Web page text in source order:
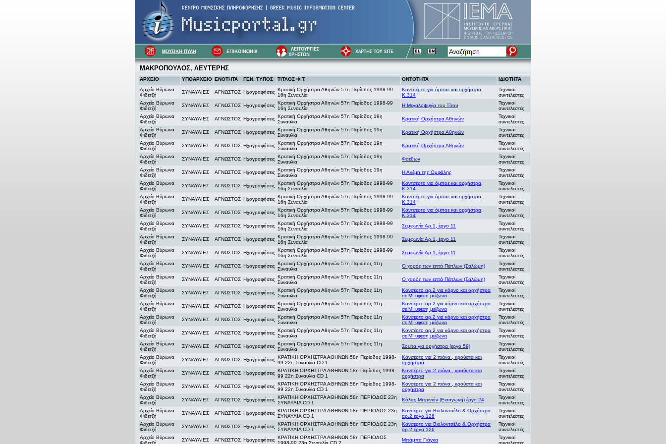
ΜΑΚΡΟΠΟΥΛΟΣ, ΛΕΥΤΕΡΗΣ
ΑΡΧΕΙΟ ΥΠΟΑΡΧΕΙΟ ΕΝΟΤΗΤΑ ΓΕΝ. ΤΥΠΟΣ ΤΙΤΛΟΣ Φ.Τ. ΟΝΤΟΤΗΤΑ
ΙΔΙΟΤΗΤΑ
Αρχείο Βύρωνα
Φιδετζή
ΣΥΝΑΥΛΙΕΣ ΑΓΝΩΣΤΟΣ Ηχογραφήσεις Κρατική Ορχήστρα Αθηνών 57η Περίοδος 1998-99
16η Συναυλία
Κοντσέρτο για όμποε και ορχήστρα,
Κ.314
Τεχνικοί
συντελεστές
Αρχείο Βύρωνα
Φιδετζή
ΣΥΝΑΥΛΙΕΣ ΑΓΝΩΣΤΟΣ Ηχογραφήσεις Κρατική Ορχήστρα Αθηνών 57η Περίοδος 1998-99
16η Συναυλία
Η Μεγαλοψυχία του Τίτου
Τεχνικοί
συντελεστές
Αρχείο Βύρωνα
Φιδετζή
ΣΥΝΑΥΛΙΕΣ ΑΓΝΩΣΤΟΣ Ηχογραφήσεις Κρατική Ορχήστρα Αθηνών 57η Περίοδος 19η
Συναυλία
Κρατική Ορχήστρα Αθηνών
Τεχνικοί
συντελεστές
Αρχείο Βύρωνα
Φιδετζή
ΣΥΝΑΥΛΙΕΣ ΑΓΝΩΣΤΟΣ Ηχογραφήσεις Κρατική Ορχήστρα Αθηνών 57η Περίοδος 19η
Συναυλία
Κρατική Ορχήστρα Αθηνών
Τεχνικοί
συντελεστές
Αρχείο Βύρωνα
Φιδετζή
ΣΥΝΑΥΛΙΕΣ ΑΓΝΩΣΤΟΣ Ηχογραφήσεις Κρατική Ορχήστρα Αθηνών 57η Περίοδος 19η
Συναυλία
Κρατική Ορχήστρα Αθηνών
Τεχνικοί
συντελεστές
Αρχείο Βύρωνα
Φιδετζή
ΣΥΝΑΥΛΙΕΣ ΑΓΝΩΣΤΟΣ Ηχογραφήσεις Κρατική Ορχήστρα Αθηνών 57η Περίοδος 19η
Συναυλία
Φαέθων
Τεχνικοί
συντελεστές
Αρχείο Βύρωνα
Φιδετζή
ΣΥΝΑΥΛΙΕΣ ΑΓΝΩΣΤΟΣ Ηχογραφήσεις Κρατική Ορχήστρα Αθηνών 57η Περίοδος 19η
Συναυλία
Η Ανέμη της Ομφάλης
Τεχνικοί
συντελεστές
Αρχείο Βύρωνα
Φιδετζή
ΣΥΝΑΥΛΙΕΣ ΑΓΝΩΣΤΟΣ Ηχογραφήσεις Κρατική Ορχήστρα Αθηνών 57η Περίοδος 1998-99
16η Συναυλία
Κοντσέρτο για όμποε και ορχήστρα,
Κ.314
Τεχνικοί
συντελεστές
Αρχείο Βύρωνα
Φιδετζή
ΣΥΝΑΥΛΙΕΣ ΑΓΝΩΣΤΟΣ Ηχογραφήσεις Κρατική Ορχήστρα Αθηνών 57η Περίοδος 1998-99
16η Συναυλία
Κοντσέρτο για όμποε και ορχήστρα,
Κ.314
Τεχνικοί
συντελεστές
Αρχείο Βύρωνα
Φιδετζή
ΣΥΝΑΥΛΙΕΣ ΑΓΝΩΣΤΟΣ Ηχογραφήσεις Κρατική Ορχήστρα Αθηνών 57η Περίοδος 1998-99
16η Συναυλία
Κοντσέρτο για όμποε και ορχήστρα,
Κ.314
Τεχνικοί
συντελεστές
Αρχείο Βύρωνα
Φιδετζή
ΣΥΝΑΥΛΙΕΣ ΑΓΝΩΣΤΟΣ Ηχογραφήσεις Κρατική Ορχήστρα Αθηνών 57η Περίοδος 1998-99
16η Συναυλία
Συμφωνία Αρ.1, έργο 11
Τεχνικοί
συντελεστές
Αρχείο Βύρωνα
Φιδετζή
ΣΥΝΑΥΛΙΕΣ ΑΓΝΩΣΤΟΣ Ηχογραφήσεις Κρατική Ορχήστρα Αθηνών 57η Περίοδος 1998-99
16η Συναυλία
Συμφωνία Αρ.1, έργο 11
Τεχνικοί
συντελεστές
Αρχείο Βύρωνα
Φιδετζή
ΣΥΝΑΥΛΙΕΣ ΑΓΝΩΣΤΟΣ Ηχογραφήσεις Κρατική Ορχήστρα Αθηνών 57η Περίοδος 1998-99
16η Συναυλία
Συμφωνία Αρ.1, έργο 11
Τεχνικοί
συντελεστές
Αρχείο Βύρωνα
Φιδετζή
ΣΥΝΑΥΛΙΕΣ ΑΓΝΩΣΤΟΣ Ηχογραφήσεις Κρατική Ορχήστρα Αθηνών 57η Περιοδος 11η
Συναυλια
Ο χορός των επτά Πέπλων (Σαλώμη)
Τεχνικοί
συντελεστές
Αρχείο Βύρωνα
Φιδετζή
ΣΥΝΑΥΛΙΕΣ ΑΓΝΩΣΤΟΣ Ηχογραφήσεις Κρατική Ορχήστρα Αθηνών 57η Περιοδος 11η
Συναυλια
Ο χορός των επτά Πέπλων (Σαλώμη)
Τεχνικοί
συντελεστές
Αρχείο Βύρωνα
Φιδετζή
ΣΥΝΑΥΛΙΕΣ ΑΓΝΩΣΤΟΣ Ηχογραφήσεις Κρατική Ορχήστρα Αθηνών 57η Περιοδος 11η
Συναυλια
Κονσέρτο αρ.2 για κόρνο και ορχήστρα
σε ΜΙ υφεση μείζωνα
Τεχνικοί
συντελεστές
Αρχείο Βύρωνα
Φιδετζή
ΣΥΝΑΥΛΙΕΣ ΑΓΝΩΣΤΟΣ Ηχογραφήσεις Κρατική Ορχήστρα Αθηνών 57η Περιοδος 11η
Συναυλια
Κονσέρτο αρ.2 για κόρνο και ορχήστρα
σε ΜΙ υφεση μείζωνα
Τεχνικοί
συντελεστές
Αρχείο Βύρωνα
Φιδετζή
ΣΥΝΑΥΛΙΕΣ ΑΓΝΩΣΤΟΣ Ηχογραφήσεις Κρατική Ορχήστρα Αθηνών 57η Περιοδος 11η
Συναυλια
Κονσέρτο αρ.2 για κόρνο και ορχήστρα
σε ΜΙ υφεση μείζωνα
Τεχνικοί
συντελεστές
Αρχείο Βύρωνα
Φιδετζή
ΣΥΝΑΥΛΙΕΣ ΑΓΝΩΣΤΟΣ Ηχογραφήσεις Κρατική Ορχήστρα Αθηνών 57η Περιοδος 11η
Συναυλια
Κονσέρτο αρ.2 για κόρνο και ορχήστρα
σε ΜΙ υφεση μείζωνα
Τεχνικοί
συντελεστές
Αρχείο Βύρωνα
Φιδετζή
ΣΥΝΑΥΛΙΕΣ ΑΓΝΩΣΤΟΣ Ηχογραφήσεις Κρατική Ορχήστρα Αθηνών 57η Περιοδος 11η
Συναυλια
Σουίτα για ορχήστρα (εργο 59)
Τεχνικοί
συντελεστές
Αρχείο Βύρωνα
Φιδετζή
ΣΥΝΑΥΛΙΕΣ ΑΓΝΩΣΤΟΣ Ηχογραφήσεις ΚΡΑΤΙΚΗ ΟΡΧΗΣΤΡΑ ΑΘΗΝΩΝ 58η Περίοδος 1998-
99 22η Συναυλία CD 1
Κονσέρτο για 2 πιάνα , κρούστα και
ορχήστρα
Τεχνικοί
συντελεστές
Αρχείο Βύρωνα
Φιδετζή
ΣΥΝΑΥΛΙΕΣ ΑΓΝΩΣΤΟΣ Ηχογραφήσεις ΚΡΑΤΙΚΗ ΟΡΧΗΣΤΡΑ ΑΘΗΝΩΝ 58η Περίοδος 1998-
99 22η Συναυλία CD 1
Κονσέρτο για 2 πιάνα , κρούστα και
ορχήστρα
Τεχνικοί
συντελεστές
Αρχείο Βύρωνα
Φιδετζή
ΣΥΝΑΥΛΙΕΣ ΑΓΝΩΣΤΟΣ Ηχογραφήσεις ΚΡΑΤΙΚΗ ΟΡΧΗΣΤΡΑ ΑΘΗΝΩΝ 58η Περίοδος 1998-
99 22η Συναυλία CD 1
Κονσέρτο για 2 πιάνα , κρούστα και
ορχήστρα
Τεχνικοί
συντελεστές
Αρχείο Βύρωνα
Φιδετζή
ΣΥΝΑΥΛΙΕΣ ΑΓΝΩΣΤΟΣ Ηχογραφήσεις ΚΡΑΤΙΚΗ ΟΡΧΗΣΤΡΑ ΑΘΗΝΩΝ 58η ΠΕΡΙΟΔΟΣ 23η
ΣΥΝΑΥΛΙΑ CD 1
Κόλας Μπρινιόν (Εισαγωγή) έργο 24
Τεχνικοί
συντελεστές
Αρχείο Βύρωνα
Φιδετζή
ΣΥΝΑΥΛΙΕΣ ΑΓΝΩΣΤΟΣ Ηχογραφήσεις ΚΡΑΤΙΚΗ ΟΡΧΗΣΤΡΑ ΑΘΗΝΩΝ 58η ΠΕΡΙΟΔΟΣ 23η
ΣΥΝΑΥΛΙΑ CD 1
Κονσέρτο για Βιολοντσέλο & Ορχήστρα
αρ.2 έργο 126
Τεχνικοί
συντελεστές
Αρχείο Βύρωνα
Φιδετζή
ΣΥΝΑΥΛΙΕΣ ΑΓΝΩΣΤΟΣ Ηχογραφήσεις ΚΡΑΤΙΚΗ ΟΡΧΗΣΤΡΑ ΑΘΗΝΩΝ 58η ΠΕΡΙΟΔΟΣ 23η
ΣΥΝΑΥΛΙΑ CD 1
Κονσέρτο για Βιολοντσέλο & Ορχήστρα
αρ.2 έργο 126
Τεχνικοί
συντελεστές
Αρχείο Βύρωνα
Φιδετζή
ΣΥΝΑΥΛΙΕΣ ΑΓΝΩΣΤΟΣ Ηχογραφήσεις ΚΡΑΤΙΚΗ ΟΡΧΗΣΤΡΑ ΑΘΗΝΩΝ 58η ΠΕΡΙΟΔΟΣ
1998-99 23η Συναυλία CD 2
Μπάμπα Γιάγκα
Τεχνικοί
συντελεστές